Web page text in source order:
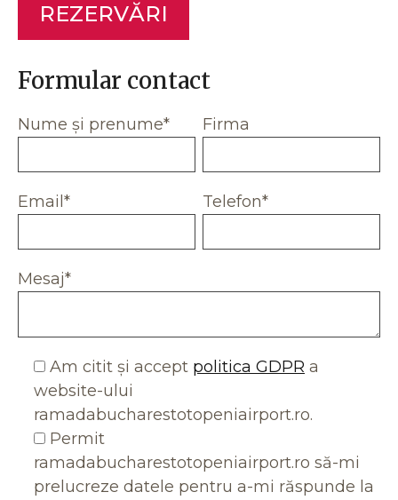
REZERVĂRI
Formular contact
Nume și prenume* Firma
Email* Telefon*
Mesaj*
Am citit și accept politica GDPR a
website-ului
ramadabucharestotopeniairport.ro.
Permit
ramadabucharestotopeniairport.ro să-mi
prelucreze datele pentru a-mi răspunde la